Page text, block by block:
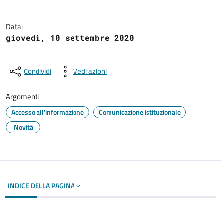
Data:
giovedì, 10 settembre 2020
Condividi Vedi azioni
Argomenti
Accesso all'informazione
Comunicazione istituzionale
Novità
INDICE DELLA PAGINA